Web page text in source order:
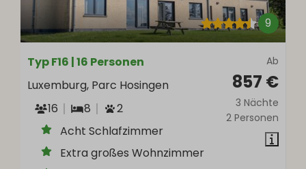
9
Ab
857 €
3 Nächte
2 Personen
Typ F16 | 16 Personen
Luxemburg, Parc Hosingen
16
8
2
Acht Schlafzimmer
Extra großes Wohnzimmer